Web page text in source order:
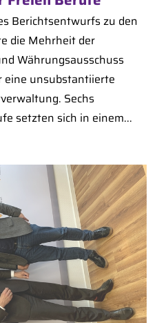
Berichtsentwurfs zu den
die Mehrheit der
Währungsausschuss
eine unsubstantiierte
Sechs
setzten sich in einem...